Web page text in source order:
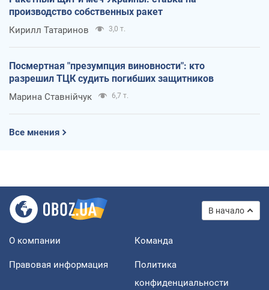
производство собственных ракет
Кирилл Татаринов 3,0 т.
Посмертная "презумпция виновности": кто
разрешил ТЦК судить погибших защитников
Марина Ставнійчук 6,7 т.
Все мнения
В начало
О компании Команда
Правовая информация
Политика
конфиденциальности